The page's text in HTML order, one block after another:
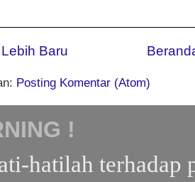
Baru
Posting Komentar (Atom)
!
hatilah terhadap